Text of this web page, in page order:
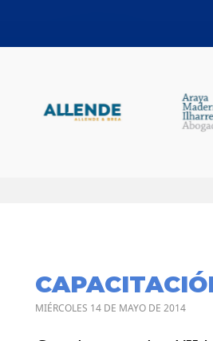
MIÉRCOLES 14 DE MAYO DE 2014